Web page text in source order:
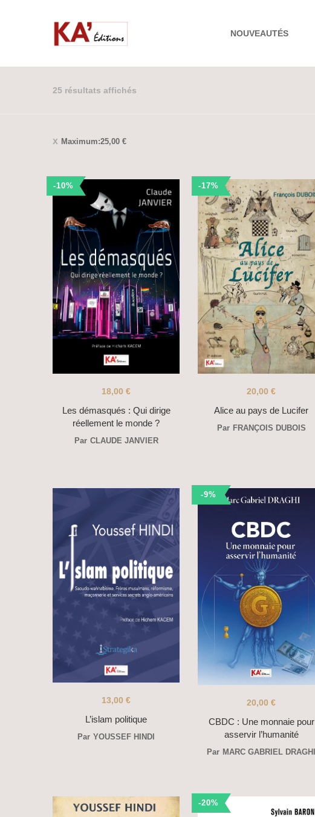
NOUVEAUTÉS
25 résultats affichés
Maximum:25,00 €
-10%
Les démasqués : Qui dirige
réellement le monde ?
18,00 €
Par CLAUDE JANVIER
-17%
Alice au pays de Lucifer
20,00 €
Par FRANÇOIS DUBOIS
L’islam politique
13,00 €
Par YOUSSEF HINDI
-9%
CBDC : Une monnaie pour
asservir l’humanité
20,00 €
Par MARC GABRIEL DRAGHI
-20%